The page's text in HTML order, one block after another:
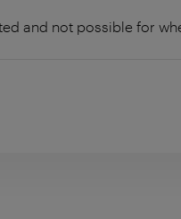
and not possible for